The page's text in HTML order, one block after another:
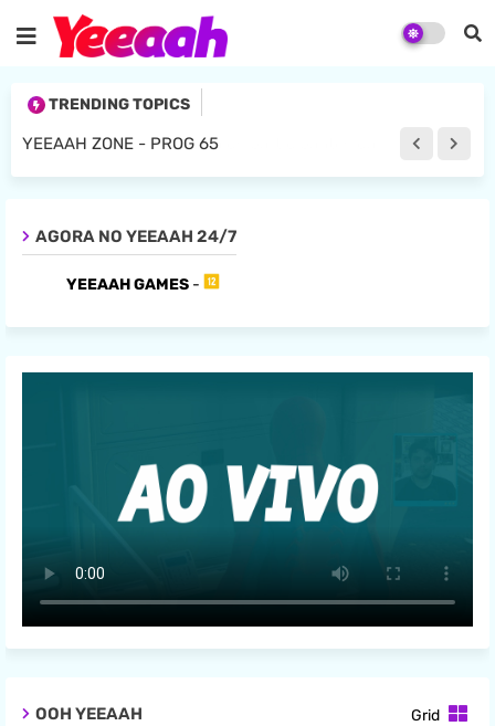
TRENDING TOPICS
YEEAAH ZONE - PROG 65
AGORA NO YEEAAH 24/7
YEEAAH GAMES -
OOH YEEAAH Grid